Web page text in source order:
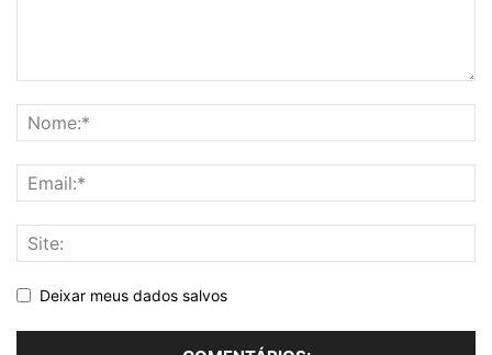
Deixar meus dados salvos